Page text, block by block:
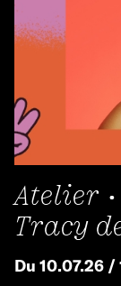
Atelier
Tracy
Du 10.07.26 /